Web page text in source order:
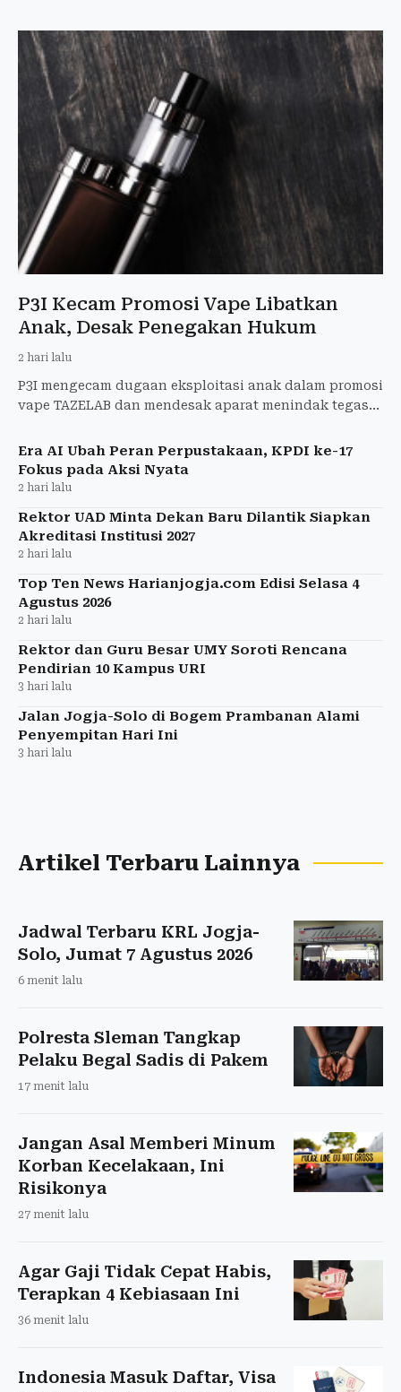
P3I Kecam Promosi Vape Libatkan
Anak, Desak Penegakan Hukum
2 hari lalu
P3I mengecam dugaan eksploitasi anak dalam promosi
vape TAZELAB dan mendesak aparat menindak tegas
Era AI Ubah Peran Perpustakaan, KPDI ke-17
Fokus pada Aksi Nyata
2 hari lalu
Rektor UAD Minta Dekan Baru Dilantik Siapkan
Akreditasi Institusi 2027
2 hari lalu
Top Ten News Harianjogja.com Edisi Selasa 4
Agustus 2026
2 hari lalu
Rektor dan Guru Besar UMY Soroti Rencana
Pendirian 10 Kampus URI
3 hari lalu
Jalan Jogja-Solo di Bogem Prambanan Alami
Penyempitan Hari Ini
3 hari lalu
Artikel Terbaru Lainnya
Jadwal Terbaru KRL Jogja-
Solo, Jumat 7 Agustus 2026
6 menit lalu
Polresta Sleman Tangkap
Pelaku Begal Sadis di Pakem
17 menit lalu
Jangan Asal Memberi Minum
Korban Kecelakaan, Ini
Risikonya
27 menit lalu
Agar Gaji Tidak Cepat Habis,
Terapkan 4 Kebiasaan Ini
36 menit lalu
Indonesia Masuk Daftar, Visa